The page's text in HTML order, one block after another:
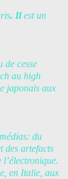
. Ilest un
de cesse
au high
japonais aux
du
des artefacts
en Italie, aux